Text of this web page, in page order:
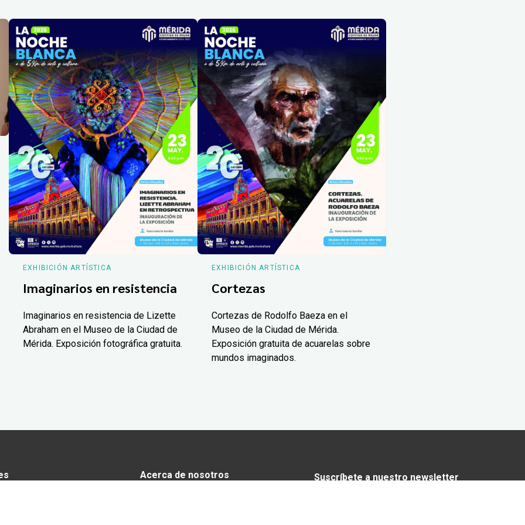
EXHIBICIÓN ARTÍSTICA
Imaginarios en resistencia
Imaginarios en resistencia de Lizette
Abraham en el Museo de la Ciudad de
Mérida. Exposición fotográfica gratuita.
EXHIBICIÓN ARTÍSTICA
Cortezas
Cortezas de Rodolfo Baeza en el
Museo de la Ciudad de Mérida.
Exposición gratuita de acuarelas sobre
mundos imaginados.
Acerca de nosotros
Suscríbete a nuestro newsletter